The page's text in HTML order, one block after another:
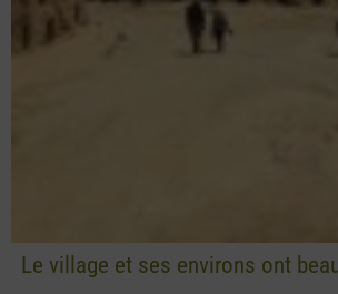
Le village et ses environs ont